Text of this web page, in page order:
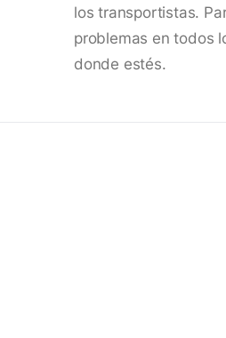
los transportistas.
problemas en todos
donde estés.